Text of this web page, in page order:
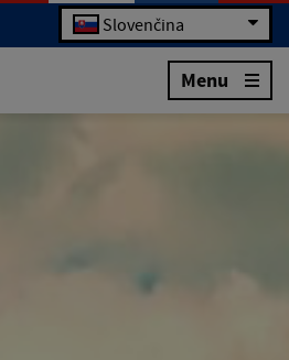
Slovenčina
Menu